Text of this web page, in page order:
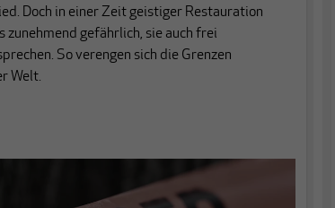
Doch in einer Zeit geistiger Restauration
zunehmend gefährlich, sie auch frei
So verengen sich die Grenzen
Welt.